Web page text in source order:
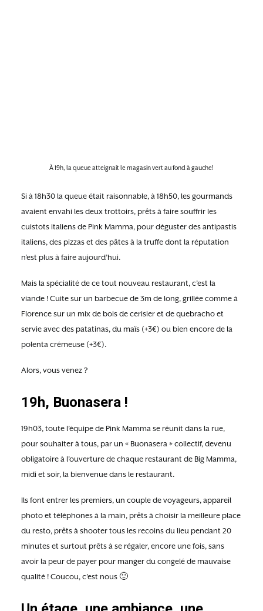
À 19h, la queue atteignait le magasin vert au fond à gauche!
Si à 18h30 la queue était raisonnable, à 18h50, les gourmands
avaient envahi les deux trottoirs, prêts à faire souffrir les
cuistots italiens de Pink Mamma, pour déguster des antipastis
italiens, des pizzas et des pâtes à la truffe dont la réputation
n’est plus à faire aujourd’hui.
Mais la spécialité de ce tout nouveau restaurant, c’est la
viande ! Cuite sur un barbecue de 3m de long, grillée comme à
Florence sur un mix de bois de cerisier et de quebracho et
servie avec des patatinas, du maïs (+3€) ou bien encore de la
polenta crémeuse (+3€).
Alors, vous venez ?
19h, Buonasera !
19h03, toute l’équipe de Pink Mamma se réunit dans la rue,
pour souhaiter à tous, par un « Buonasera » collectif, devenu
obligatoire à l’ouverture de chaque restaurant de Big Mamma,
midi et soir, la bienvenue dans le restaurant.
Ils font entrer les premiers, un couple de voyageurs, appareil
photo et téléphones à la main, prêts à choisir la meilleure place
du resto, prêts à shooter tous les recoins du lieu pendant 20
minutes et surtout prêts à se régaler, encore une fois, sans
avoir la peur de payer pour manger du congelé de mauvaise
qualité ! Coucou, c’est nous 🙂